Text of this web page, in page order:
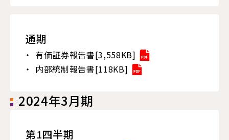
通期
有価証券報告書[3,558KB]
内部統制報告書[118KB]
2024年3月期
第1四半期